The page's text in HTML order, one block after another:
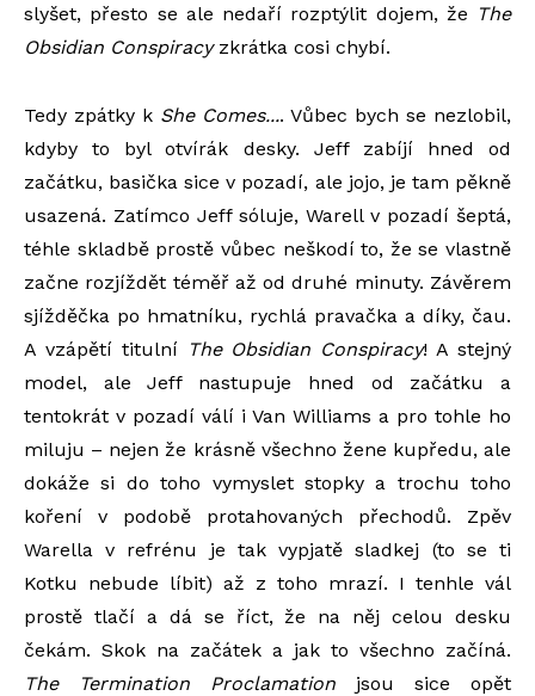
slyšet, přesto se ale nedaří rozptýlit dojem, že The
Obsidian Conspiracyzkrátka cosi chybí.
Tedy zpátky k She Comes.... Vůbec bych se nezlobil,
kdyby to byl otvírák desky. Jeff zabíjí hned od
začátku, basička sice v pozadí, ale jojo, je tam pěkně
usazená. Zatímco Jeff sóluje, Warell v pozadí šeptá,
téhle skladbě prostě vůbec neškodí to, že se vlastně
začne rozjíždět téměř až od druhé minuty. Závěrem
sjížděčka po hmatníku, rychlá pravačka a díky, čau.
A vzápětí titulní
The Obsidian Conspiracy! A stejný
model, ale Jeff nastupuje hned od začátku a
tentokrát v pozadí válí i Van Williams a pro tohle ho
miluju – nejen že krásně všechno žene kupředu, ale
dokáže si do toho vymyslet stopky a trochu toho
koření v podobě protahovaných přechodů. Zpěv
Warella v refrénu je tak vypjatě sladkej (to se ti
Kotku nebude líbit) až z toho mrazí. I tenhle vál
prostě tlačí a dá se říct, že na něj celou desku
čekám. Skok na začátek a jak to všechno začíná.
The Termination Proclamation jsou sice opět